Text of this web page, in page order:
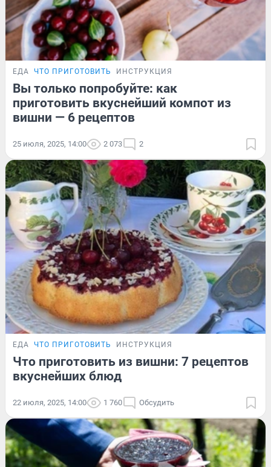
ЕДА ЧТО ПРИГОТОВИТЬ ИНСТРУКЦИЯ
Вы только попробуйте: как
приготовить вкуснейший компот из
вишни — 6 рецептов
25 июля, 2025, 14:00 2 073 2
ЕДА ЧТО ПРИГОТОВИТЬ ИНСТРУКЦИЯ
Что приготовить из вишни: 7 рецептов
вкуснейших блюд
22 июля, 2025, 14:00 1 760 Обсудить